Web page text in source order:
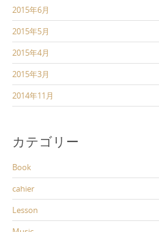
2015年6月
2015年5月
2015年4月
2015年3月
2014年11月
カテゴリー
Book
cahier
Lesson